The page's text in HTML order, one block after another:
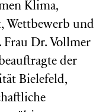
Klima,
Wettbewerb und
Frau Dr. Vollmer
der
Bielefeld,